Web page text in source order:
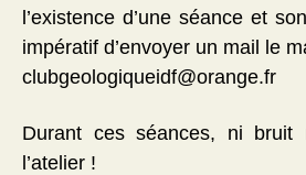
l’existence d’une séance et
impératif d’envoyer un mail le
clubgeologiqueidf@orange.fr
Durant ces séances, ni bruit
l’atelier !